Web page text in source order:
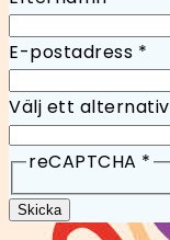
E-postadress *
Välj ett alternativ
reCAPTCHA *
Skicka